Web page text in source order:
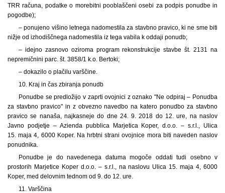
TRR računa, podatke o morebitni pooblaščeni osebi za podpis ponudbe in
pogodbe);
– ponujeno višino letnega nadomestila za stavbno pravico, ki ne sme biti
nižje od izhodiščnega nadomestila iz tega vabila k oddaji ponudb;
– idejno zasnovo oziroma program rekonstrukcije stavbe št. 2131 na
nepremičnini parc. št. 3858/1 k.o. Bertoki;
– dokazilo o plačilu varščine.
10. Kraj in čas zbiranja ponudb
Ponudbe se predložijo v zaprti ovojnici z oznako "Ne odpiraj – Ponudba
za stavbno pravico" in z obvezno navedbo na katero ponudbo za stavbno
pravico se nanaša, najkasneje do dne 24. 9. 2018 do 12. ure, na naslov
Javno podjetje – Azienda pubblica Marjetica Koper, d.o.o. – s.r.l., Ulica
15. maja 4, 6000 Koper. Na hrbtni strani ovojnice mora biti naveden naslov
ponudnika.
Ponudbe je do navedenega datuma mogoče oddati tudi osebno v
prostorih Marjetice Koper d.o.o. – s.r.l., na naslovu Ulica 15. maja 4, 6000
Koper, med delovnim tednom od 9. do 12. ure.
11. Varščina